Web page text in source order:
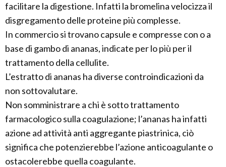
facilitare la digestione. Infatti la bromelina velocizza il
disgregamento delle proteine più complesse.
In commercio si trovano capsule e compresse con o a
base di gambo di ananas, indicate per lo più per il
trattamento della cellulite.
L’estratto di ananas ha diverse controindicazioni da
non sottovalutare.
Non somministrare a chi è sotto trattamento
farmacologico sulla coagulazione; l’ananas ha infatti
azione ad attività anti aggregante piastrinica, ciò
significa che potenzierebbe l’azione anticoagulante o
ostacolerebbe quella coagulante.